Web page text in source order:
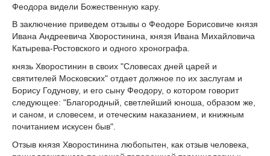
Феодора видели Божественную кару.
В заключение приведем отзывы о Феодоре Борисовиче князя
Ивана Андреевича Хворостинина, князя Ивана Михайловича
Катырева-Ростовского и одного хронографа.
князь Хворостинин в своих "Словесах дней царей и
святителей Московских" отдает должное по их заслугам и
Борису Годунову, и его сыну Феодору, о котором говорит
следующее: "Благородный, светлейший юноша, образом же,
и саном, и словесем, и отеческим наказанием, и книжным
почитанием искусен быв".
Отзыв князя Хворостинина любопытен, как отзыв человека,